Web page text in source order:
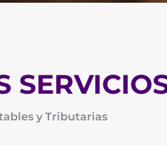
y Tributarias